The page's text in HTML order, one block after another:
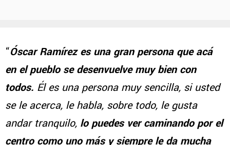
“Óscar Ramírez es una gran persona que acá
en el pueblo se desenvuelve muy bien con
todos. Él es una persona muy sencilla, si usted
se le acerca, le habla, sobre todo, le gusta
andar tranquilo, lo puedes ver caminando por el
centro como uno más y siempre le da mucha